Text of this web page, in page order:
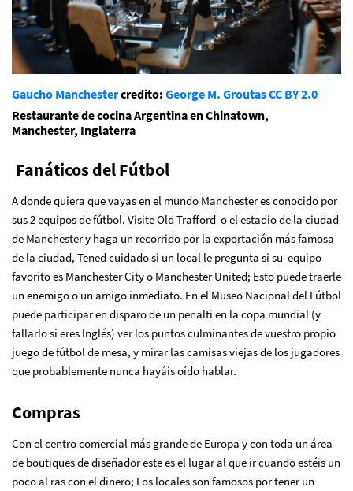
Gaucho Manchestercredito: George M. GroutasCC BY 2.0
Restaurante de cocina Argentina en Chinatown,
Manchester, Inglaterra
Fanáticos del Fútbol
A donde quiera que vayas en el mundo Manchester es conocido por
sus 2 equipos de fútbol. Visite Old Trafford o el estadio de la ciudad
de Manchester y haga un recorrido por la exportación más famosa
de la ciudad, Tened cuidado si un local le pregunta si su equipo
favorito es Manchester City o Manchester United; Esto puede traerle
un enemigo o un amigo inmediato. En el Museo Nacional del Fútbol
puede participar en disparo de un penalti en la copa mundial (y
fallarlo si eres Inglés) ver los puntos culminantes de vuestro propio
juego de fútbol de mesa, y mirar las camisas viejas de los jugadores
que probablemente nunca hayáis oído hablar.
Compras
Con el centro comercial más grande de Europa y con toda un área
de boutiques de diseñador este es el lugar al que ir cuando estéis un
poco al ras con el dinero; Los locales son famosos por tener un